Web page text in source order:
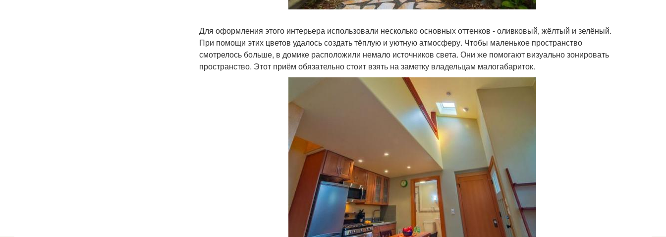
Для оформления этого интерьера использовали несколько основных оттенков - оливковый, жёлтый и зелёный.
При помощи этих цветов удалось создать тёплую и уютную атмосферу. Чтобы маленькое пространство
смотрелось больше, в домике расположили немало источников света. Они же помогают визуально зонировать
пространство. Этот приём обязательно стоит взять на заметку владельцам малогабариток.